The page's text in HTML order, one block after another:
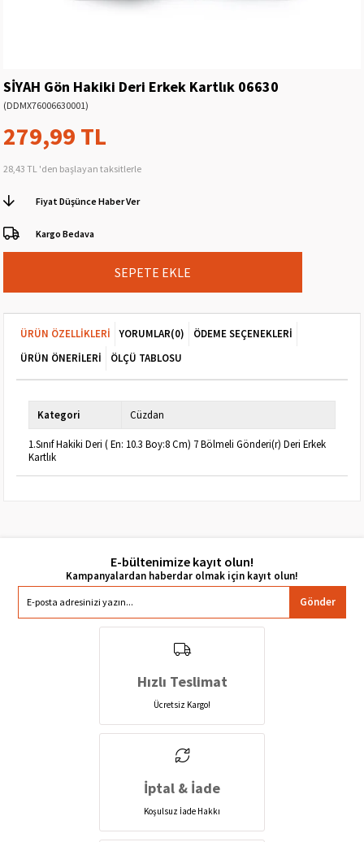
SİYAH Gön Hakiki Deri Erkek Kartlık 06630
(DDMX76006630001)
279,99 TL
28,43 TL 'den başlayan taksitlerle
Fiyat Düşünce Haber Ver
Kargo Bedava
ÜRÜN ÖZELLIKLERI YORUMLAR(0)
ÖDEME SEÇENEKLERI
ÜRÜN ÖNERILERI
ÖLÇÜ TABLOSU
Kategori Cüzdan
1.Sınıf Hakiki Deri ( En: 10.3 Boy:8 Cm) 7 Bölmeli Gönderi(r) Deri Erkek
Kartlık
E-bültenimize kayıt olun!
Gönder
Hızlı Teslimat
Ücretsiz Kargo!
İptal & İade
Koşulsuz İade Hakkı